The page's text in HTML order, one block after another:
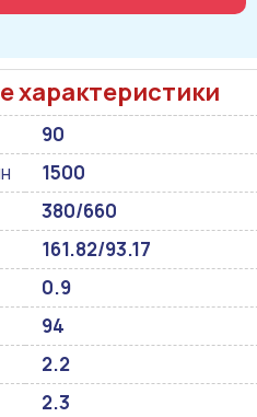
характеристики
90
1500
380/660
161.82/93.17
0.9
94
2.2
2.3